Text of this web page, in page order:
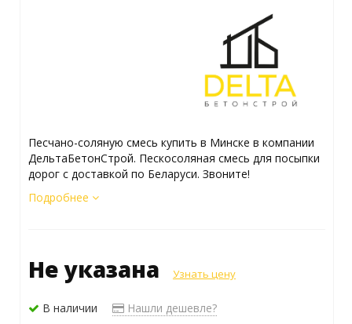
Песчано-соляную смесь купить в Минске в компании
ДельтаБетонСтрой. Пескосоляная смесь для посыпки
дорог с доставкой по Беларуси. Звоните!
Подробнее
Не указана Узнать цену
В наличии Нашли дешевле?